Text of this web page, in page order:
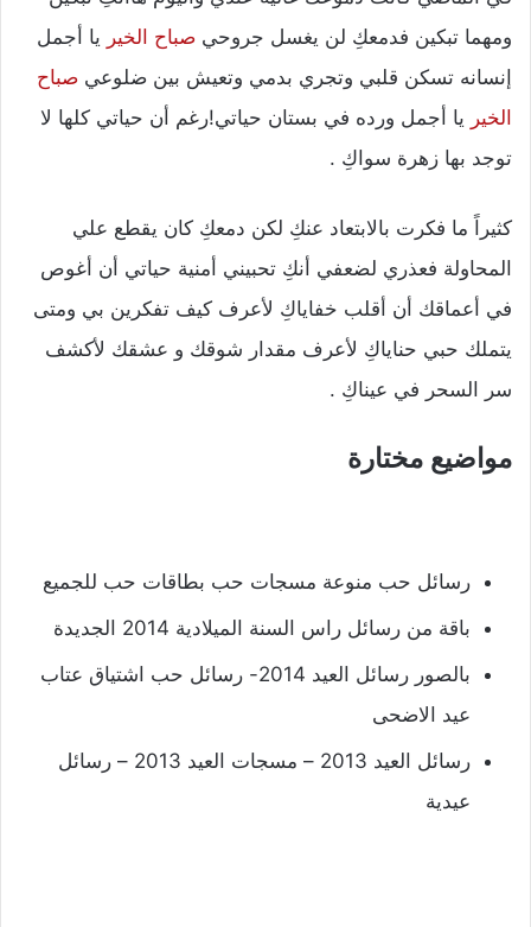
ومهما تبكين فدمعكِ لن يغسل جروحي صباح الخير يا أجمل
إنسانه تسكن قلبي وتجري بدمي وتعيش بين ضلوعي صباح
الخير يا أجمل ورده في بستان حياتي!رغم أن حياتي كلها لا
توجد بها زهرة سواكِ .
كثيراً ما فكرت بالابتعاد عنكِ لكن دمعكِ كان يقطع علي
المحاولة فعذري لضعفي أنكِ تحبيني أمنية حياتي أن أغوص
في أعماقك أن أقلب خفاياكِ لأعرف كيف تفكرين بي ومتى
يتملك حبي حناياكِ لأعرف مقدار شوقك و عشقك لأكشف
سر السحر في عيناكِ .
مواضيع مختارة
رسائل حب منوعة مسجات حب بطاقات حب للجميع
باقة من رسائل راس السنة الميلادية 2014 الجديدة
بالصور رسائل العيد 2014- رسائل حب اشتياق عتاب
عيد الاضحى
رسائل العيد 2013 – مسجات العيد 2013 – رسائل
عيدية